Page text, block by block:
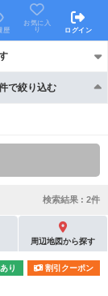
歴
お気に入
り
ログイン
で絞り込む
で絞り込む
引あり
ド有
検索結果 : 2件
周辺地図から探す
り 割引クーポン